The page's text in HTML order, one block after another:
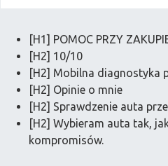
[H1] POMOC PRZY
[H2] 10/10
[H2] Mobilna diagnostyka
[H2] Opinie o mnie
[H2] Sprawdzenie auta
[H2] Wybieram auta tak,
kompromisów.